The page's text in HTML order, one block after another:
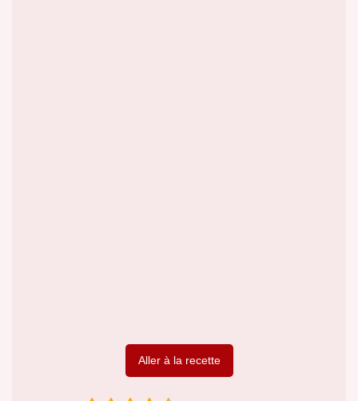
Aller à la recette